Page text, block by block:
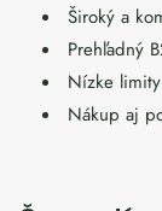
Široký a
Prehľadný
Nízke
Nákup aj